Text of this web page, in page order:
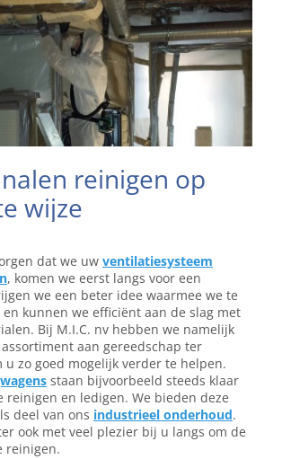
reinigen op
wijze
dat we uw ventilatiesysteem
, komen we eerst langs voor een
we een beter idee waarmee we te
kunnen we efficiënt aan de slag met
Bij M.I.C. nv hebben we namelijk
aan gereedschap ter
u zo goed mogelijk verder te helpen.
staan bijvoorbeeld steeds klaar
reinigen en ledigen. We bieden deze
deel van ons industrieel onderhoud.
ook met veel plezier bij u langs om de
reinigen.